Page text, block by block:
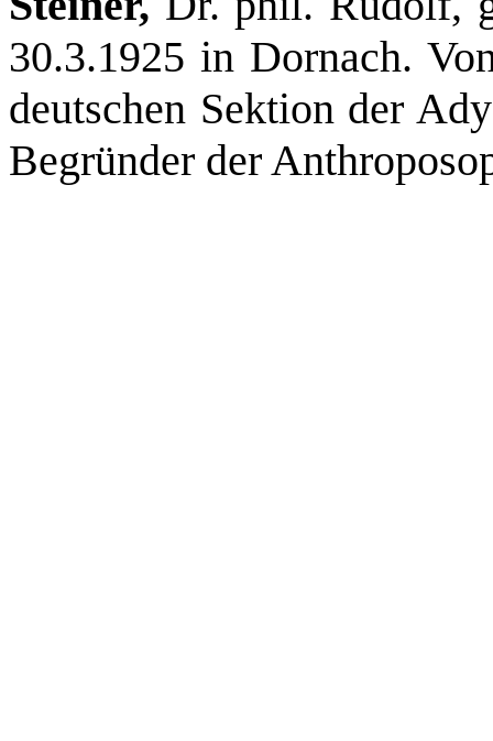
30.3.1925 in Dornach.
deutschen Sektion der
Begründer der